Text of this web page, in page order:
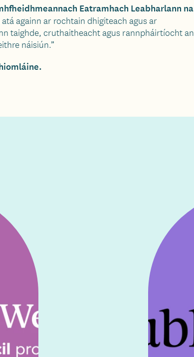
Eatramhach Leabharlann na
atá againn ar rochtain dhigiteach agus ar
taighde, cruthaitheacht agus rannpháirtíocht an
náisiún.”